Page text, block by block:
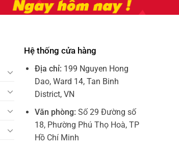
Hệ thống cửa hàng
Địa chỉ: 199 Nguyen Hong
Dao, Ward 14, Tan Binh
District, VN
Văn phòng: Số 29 Đường số
18, Phường Phú Thọ Hoà, TP
Hồ Chí Minh